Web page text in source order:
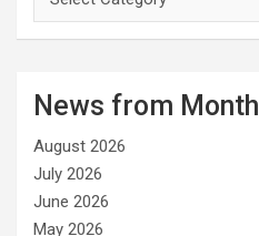
o
i
e
s
News from Month
August 2026
July 2026
June 2026
May 2026